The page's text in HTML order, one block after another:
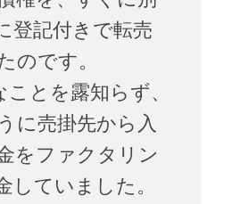
登記付きで転売
のです。
とを露知らず、
に売掛先から入
をファクタリン
していました。